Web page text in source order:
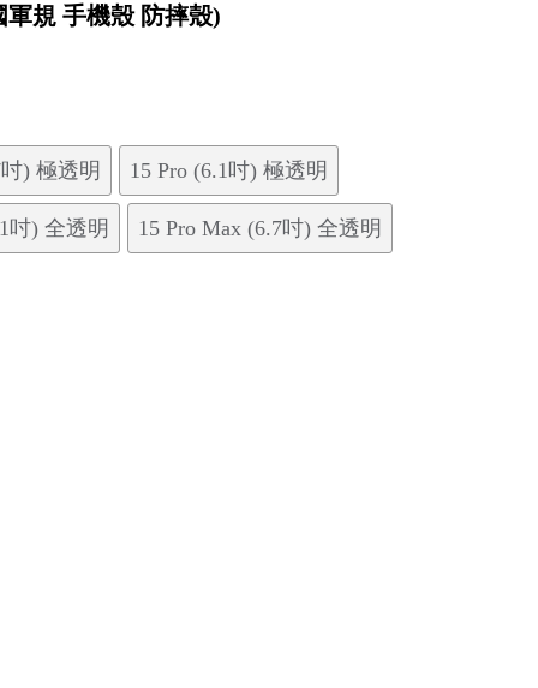
規 手機殼 防摔殼)
吋) 極透明 15 Pro (6.1吋) 極透明
吋) 全透明 15 Pro Max (6.7吋) 全透明